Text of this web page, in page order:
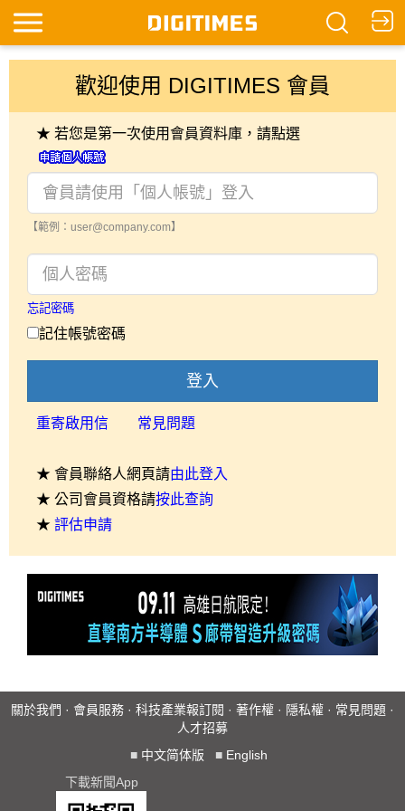
歡迎使用 DIGITIMES 會員
★ 若您是第一次使用會員資料庫，請點選
【範例：user@company.com】
忘記密碼
記住帳號密碼
登入
重寄啟用信 常見問題
★ 會員聯絡人網頁請由此登入
★ 公司會員資格請按此查詢
★ 評估申請
關於我們 · 會員服務 · 科技產業報訂閱 · 著作權 · 隱私權 · 常見問題 ·
人才招募
■ 中文简体版 ■ English
下載新聞App